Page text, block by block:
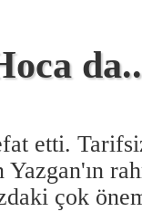
etti.
çok